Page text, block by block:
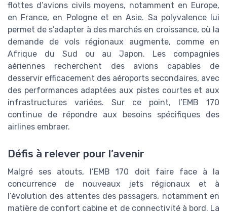
flottes d’avions civils moyens, notamment en Europe,
en France, en Pologne et en Asie. Sa polyvalence lui
permet de s’adapter à des marchés en croissance, où la
demande de vols régionaux augmente, comme en
Afrique du Sud ou au Japon. Les compagnies
aériennes recherchent des avions capables de
desservir efficacement des aéroports secondaires, avec
des performances adaptées aux pistes courtes et aux
infrastructures variées. Sur ce point, l’EMB 170
continue de répondre aux besoins spécifiques des
airlines embraer.
Défis à relever pour l’avenir
Malgré ses atouts, l’EMB 170 doit faire face à la
concurrence de nouveaux jets régionaux et à
l’évolution des attentes des passagers, notamment en
matière de confort cabine et de connectivité à bord. La